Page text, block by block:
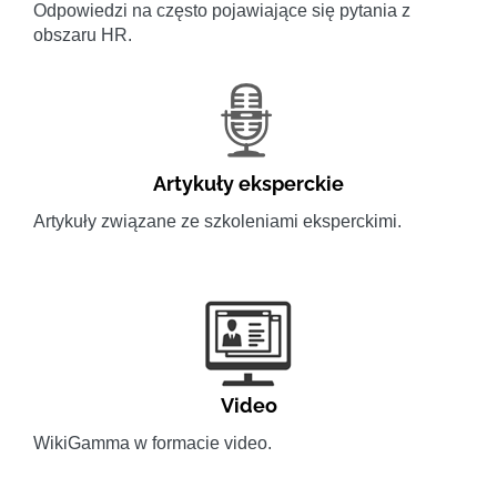
Odpowiedzi na często pojawiające się pytania z
obszaru HR.
Artykuły eksperckie
Artykuły związane ze szkoleniami eksperckimi.
Video
WikiGamma w formacie video.